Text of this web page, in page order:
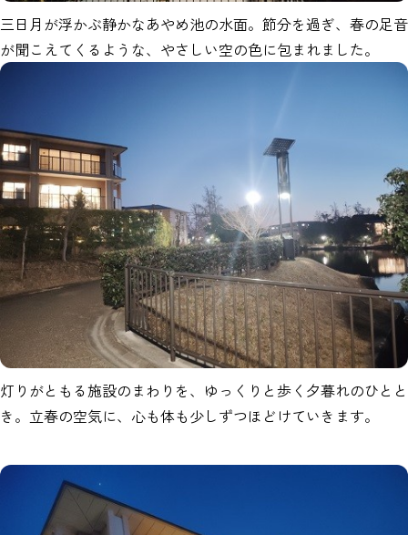
三日月が浮かぶ静かなあやめ池の水面。節分を過ぎ、春の足音
が聞こえてくるような、やさしい空の色に包まれました。
灯りがともる施設のまわりを、ゆっくりと歩く夕暮れのひとと
き。立春の空気に、心も体も少しずつほどけていきます。